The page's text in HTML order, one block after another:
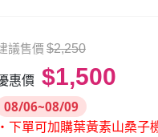
議售價 $2,250
惠價 $1,500
08/06~08/09
・下單可加購葉黃素山桑